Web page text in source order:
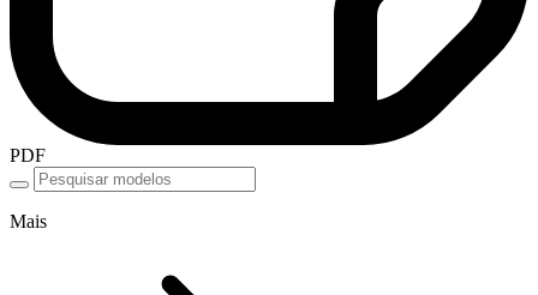
PDF
Mais